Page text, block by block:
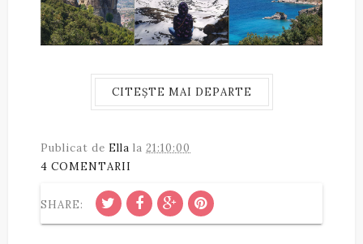
CITEȘTE MAI DEPARTE
Publicat de Ella la 21:10:00
4 COMENTARII
SHARE: